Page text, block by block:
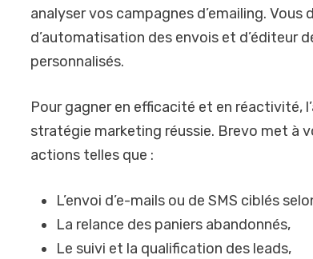
analyser vos campagnes d’emailing.
d’automatisation des envois et
personnalisés.
Pour gagner en efficacité et en réactivité,
stratégie marketing réussie. Brevo met à
actions telles que :
L’envoi d’e-mails ou de SMS ciblés
La relance des paniers abandonnés,
Le suivi et la qualification des leads,